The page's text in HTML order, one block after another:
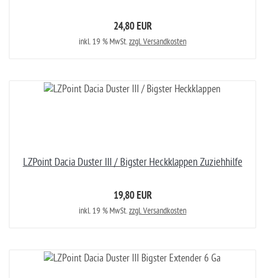
24,80 EUR
inkl. 19 % MwSt.zzgl. Versandkosten
LZPoint Dacia Duster III / Bigster Heckklappen Zuziehhilfe
19,80 EUR
inkl. 19 % MwSt.zzgl. Versandkosten